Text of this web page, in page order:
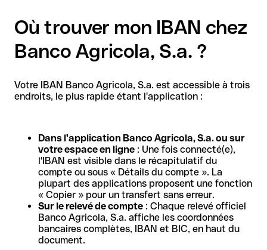
Où trouver mon IBAN chez
Banco Agricola, S.a. ?
Votre IBAN Banco Agricola, S.a. est accessible à trois
endroits, le plus rapide étant l'application :
Dans l'application Banco Agricola, S.a. ou sur
votre espace en ligne : Une fois connecté(e),
l'IBAN est visible dans le récapitulatif du
compte ou sous « Détails du compte ». La
plupart des applications proposent une fonction
« Copier » pour un transfert sans erreur.
Sur le relevé de compte : Chaque relevé officiel
Banco Agricola, S.a. affiche les coordonnées
bancaires complètes, IBAN et BIC, en haut du
document.